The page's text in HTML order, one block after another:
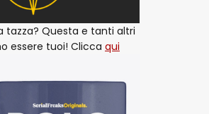
tazza? Questa e tanti altri
essere tuoi! Clicca qui